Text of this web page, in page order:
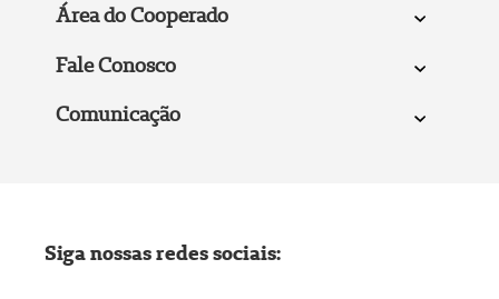
Área do Cooperado
Fale Conosco
Comunicação
Siga nossas redes sociais: